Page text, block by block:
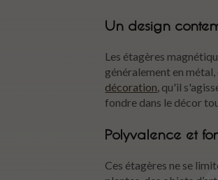
Un design
Les étagères
généralement en
décoration , qu'il
fondre dans le décor
Polyvalence et
Ces étagères ne se